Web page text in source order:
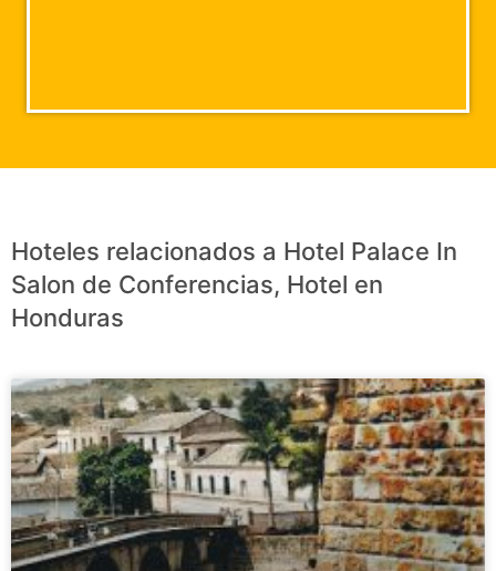
Hoteles relacionados a Hotel Palace In
Salon de Conferencias, Hotel en
Honduras